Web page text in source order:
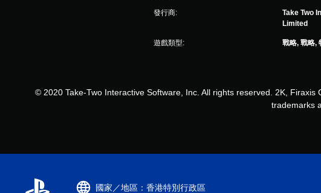
發行商:
Take Two
Limited
遊戲類型: 戰略, 戰略,
© 2020 Take-Two Interactive Software, Inc. All rights reserved. 2K,
trademarks
國家／地區：香港特別行政區